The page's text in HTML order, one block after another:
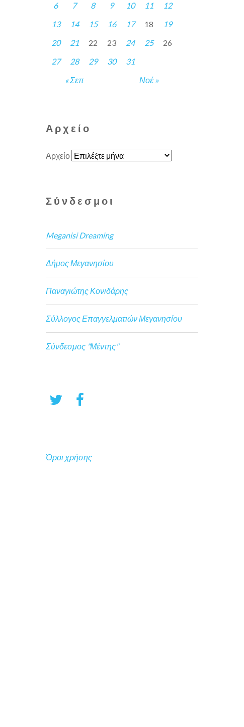
« Σεπ Νοέ »
6
7 8 9 10 11
12
13
14 15 16 17 18
19
20
21 22 23 24 25
26
27
28 29 30 31
Αρχείο
Αρχείο
Σύνδεσμοι
Meganisi Dreaming
Δήμος Μεγανησίου
Παναγιώτης Κονιδάρης
Σύλλογος Επαγγελματιών Μεγανησίου
Σύνδεσμος "Μέντης"
Όροι χρήσης